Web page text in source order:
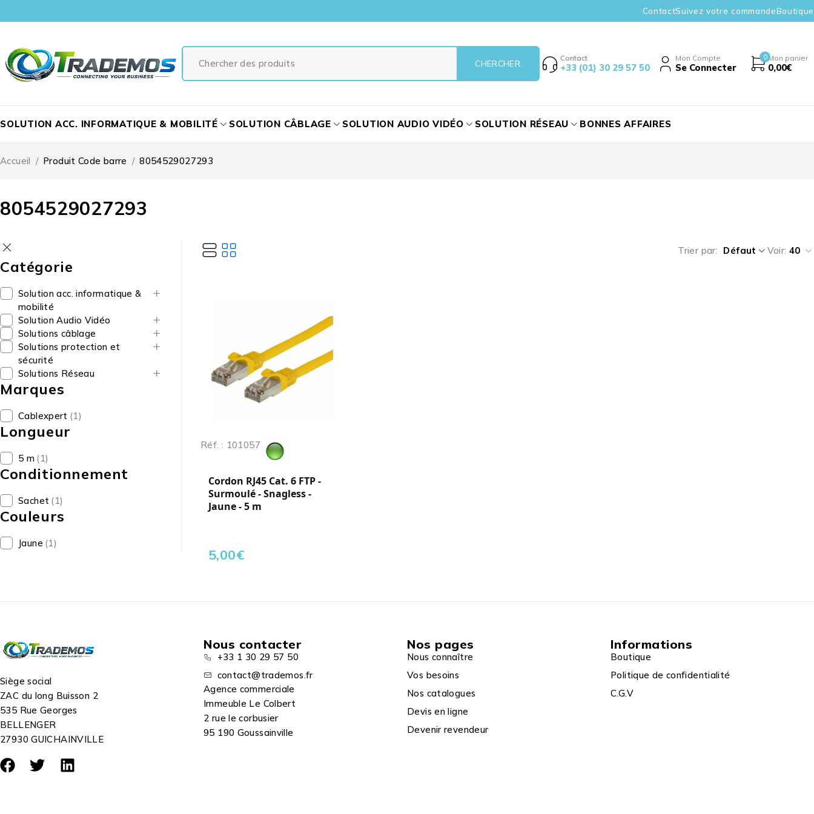
ContactSuivez votre commandeBoutique
Contact
+33 (01) 30 29 57 50
Mon Compte
Se Connecter
0 Mon panier
0,00€
SOLUTION ACC. INFORMATIQUE & MOBILITÉ SOLUTION CÂBLAGE SOLUTION AUDIO VIDÉO SOLUTION RÉSEAU BONNES AFFAIRES
8054529027293
Accueil / Produit Code barre / 8054529027293
Catégorie
Solution acc. informatique &
mobilité
Solution Audio Vidéo
Solutions câblage
Solutions protection et
sécurité
Solutions Réseau
Marques
Cablexpert (1)
Longueur
5 m (1)
Conditionnement
Sachet (1)
Couleurs
Jaune (1)
Trier par Défaut Voir: 40
Réf. : 101057
Cordon RJ45 Cat. 6 FTP -
Surmoulé - Snagless -
Jaune - 5 m
5,00€
Siège social
ZAC du long Buisson 2
535 Rue Georges
BELLENGER
27930 GUICHAINVILLE
Nous contacter
+33 1 30 29 57 50
contact@trademos.fr
Agence commerciale
Immeuble Le Colbert
2 rue le corbusier
95 190 Goussainville
Nos pages
Nous connaître
Vos besoins
Nos catalogues
Devis en ligne
Devenir revendeur
Informations
Boutique
Politique de confidentialité
C.G.V